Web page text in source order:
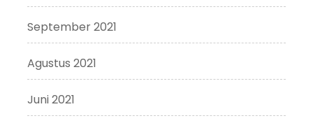
September 2021
Agustus 2021
Juni 2021